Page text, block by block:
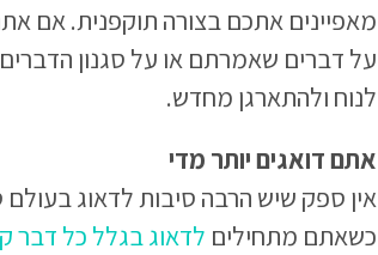
מאפיינים אתכם בצורה תוקפנית. אם
על דברים שאמרתם או על סגנון
לנוח ולהתארגן מחדש.
אתם דואגים יותר מדי
אין ספק שיש הרבה סיבות לדאוג
כשאתם מתחילים לדאוג בגלל כל דבר